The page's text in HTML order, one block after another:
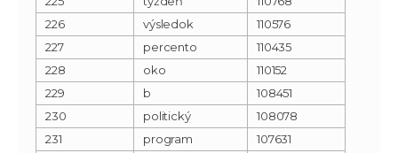
226
výsledok
110576
227
percento
110435
228
oko
110152
229
b
108451
230
politický
108078
231
program
107631